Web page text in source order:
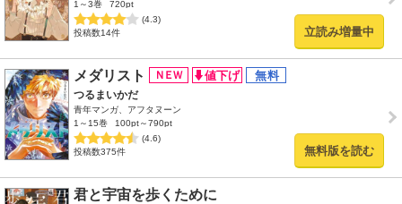
1～3巻
720pt
(4.3)
投稿数14件
立読み増量中
メダリスト
つるまいかだ
青年マンガ、アフタヌーン
1～15巻
100pt～790pt
(4.6)
投稿数375件
無料版を読む
君と宇宙を歩くために